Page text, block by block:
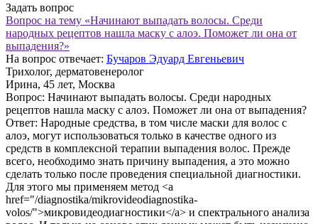
Задать вопрос
Вопрос на тему «Начинают выпадать волосы. Среди
народных рецептов нашла маску с алоэ. Поможет ли она от
выпадения?»
На вопрос отвечает: Бучаров Эдуард Евгеньевич
Трихолог, дерматовенеролог
Ирина, 45 лет, Москва
Вопрос: Начинают выпадать волосы. Среди народных
рецептов нашла маску с алоэ. Поможет ли она от выпадения?
Ответ: Народные средства, в том числе маски для волос с
алоэ, могут использоваться только в качестве одного из
средств в комплексной терапии выпадения волос. Прежде
всего, необходимо знать причину выпадения, а это можно
сделать только после проведения специальной диагностики.
Для этого мы применяем метод <a
href="/diagnostika/mikrovideodiagnostika-
volos/">микровидеодиагностики</a> и спектрального анализа